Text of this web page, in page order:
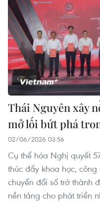
Thái Nguyên xây
mở lối bứt phá
02/06/2026 03:56
Cụ thể hóa Nghị quyết
thúc đẩy khoa học,
chuyển đổi số trở thành
nền tảng cho phát triển